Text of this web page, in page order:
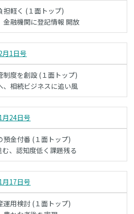
担軽く (１面トップ)
金融機関に登記情報 開放
月1日号
度を創設 (１面トップ)
、相続ビジネスに追い風
月24日号
預金付番 (１面トップ)
、認知度低く課題残る
月17日号
運用検討 (１面トップ)